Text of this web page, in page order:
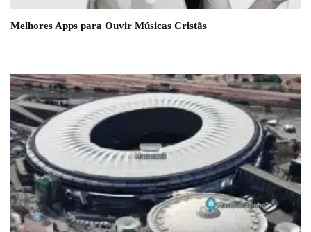
Melhores Apps para Ouvir Músicas Cristãs